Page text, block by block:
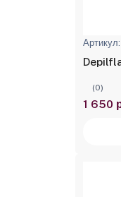
(0)
1 650